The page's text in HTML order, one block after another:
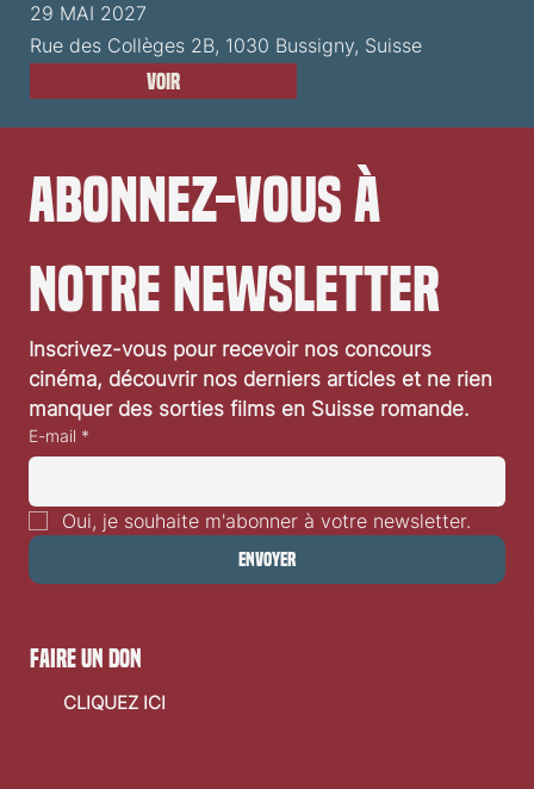
29 MAI 2027
Rue des Collèges 2B, 1030 Bussigny, Suisse
Voir
Abonnez-vous à
notre newsletter
Inscrivez-vous pour recevoir nos concours
cinéma, découvrir nos derniers articles et ne rien
manquer des sorties films en Suisse romande.
E-mail *
Oui, je souhaite m'abonner à votre newsletter.
Envoyer
faire un don
CLIQUEZ ICI